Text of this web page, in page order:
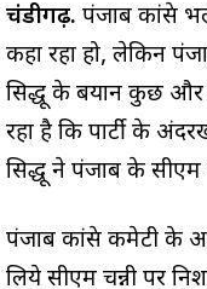
चंडीगढ़. पंजाब कांग्रेस
कहा रहा हो, लेकिन
सिद्धू के बयान कुछ और
रहा है कि पार्टी के
सिद्धू ने पंजाब के सीएम
पंजाब कांग्रेस कमेटी के
लिये सीएम चन्नी पर